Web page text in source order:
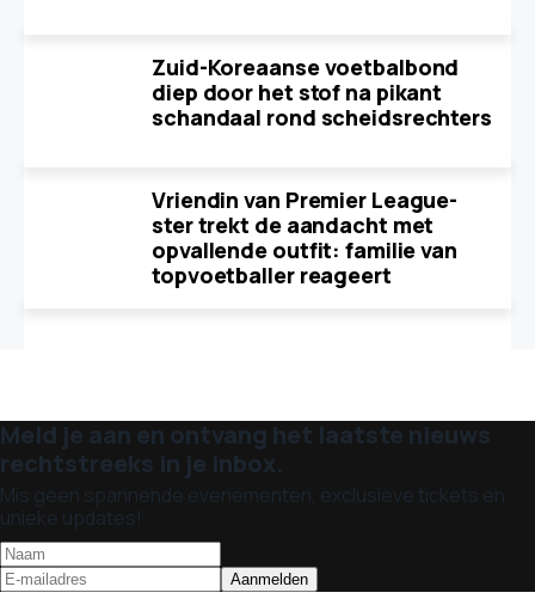
Zuid-Koreaanse voetbalbond
diep door het stof na pikant
schandaal rond scheidsrechters
Vriendin van Premier League-
ster trekt de aandacht met
opvallende outfit: familie van
topvoetballer reageert
Meld je aan en ontvang het laatste nieuws
rechtstreeks in je inbox.
Mis geen spannende evenementen, exclusieve tickets en
unieke updates!